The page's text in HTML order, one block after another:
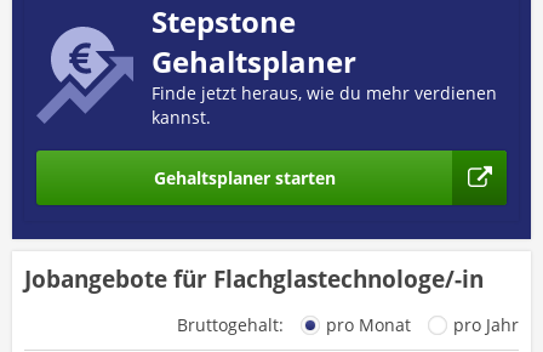
Stepstone
Gehaltsplaner
Finde jetzt heraus, wie du mehr verdienen
kannst.
Gehaltsplaner starten
Jobangebote für Flachglastechnologe/-in
Bruttogehalt: pro Monat
pro Jahr